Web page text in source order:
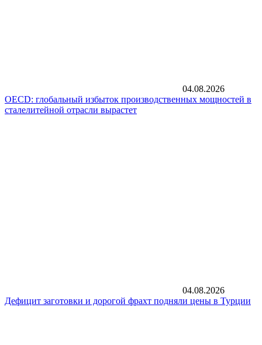
04.08.2026
OECD: глобальный избыток производственных мощностей в
сталелитейной отрасли вырастет
04.08.2026
Дефицит заготовки и дорогой фрахт подняли цены в Турции